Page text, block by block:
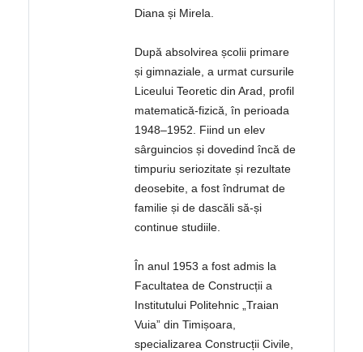
Diana și Mirela.
După absolvirea școlii primare
și gimnaziale, a urmat cursurile
Liceului Teoretic din Arad, profil
matematică-fizică, în perioada
1948–1952. Fiind un elev
sârguincios și dovedind încă de
timpuriu seriozitate și rezultate
deosebite, a fost îndrumat de
familie și de dascăli să-și
continue studiile.
În anul 1953 a fost admis la
Facultatea de Construcții a
Institutului Politehnic „Traian
Vuia” din Timișoara,
specializarea Construcții Civile,